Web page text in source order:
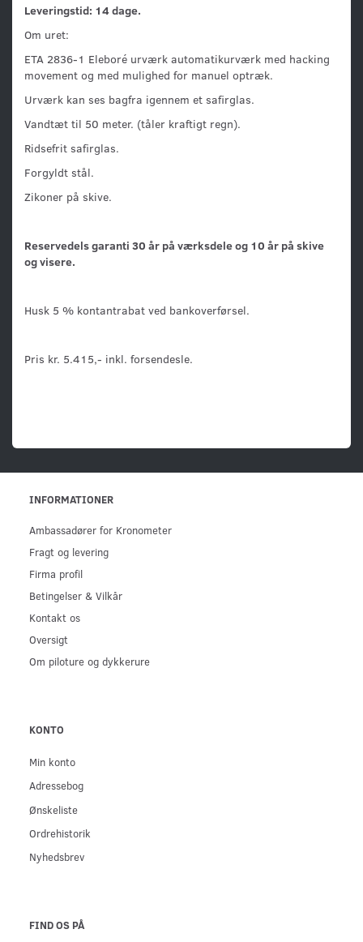
Leveringstid: 14 dage.
Om uret:
ETA 2836-1 Eleboré urværk automatikurværk med hacking
movement og med mulighed for manuel optræk.
Urværk kan ses bagfra igennem et safirglas.
Vandtæt til 50 meter. (tåler kraftigt regn).
Ridsefrit safirglas.
Forgyldt stål.
Zikoner på skive.
Reservedels garanti 30 år på værksdele og 10 år på skive
og visere.
Husk 5 % kontantrabat ved bankoverførsel.
Pris kr. 5.415,- inkl. forsendesle.
INFORMATIONER
Ambassadører for Kronometer
Fragt og levering
Firma profil
Betingelser & Vilkår
Kontakt os
Oversigt
Om piloture og dykkerure
KONTO
Min konto
Adressebog
Ønskeliste
Ordrehistorik
Nyhedsbrev
FIND OS PÅ